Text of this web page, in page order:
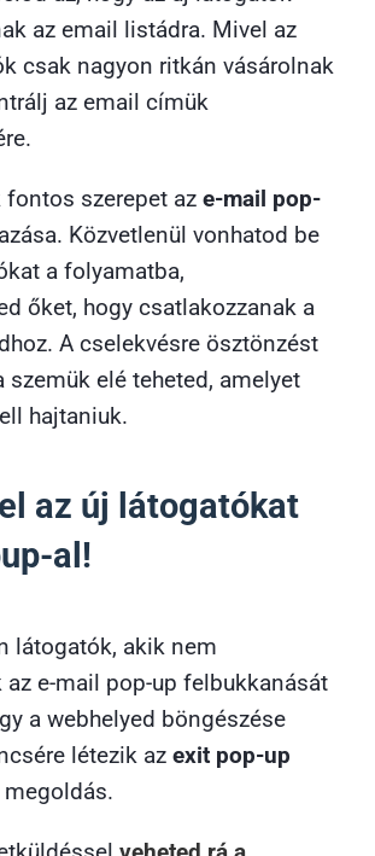
az email listádra. Mivel az
csak nagyon ritkán vásárolnak
az email címük
fontos szerepet az e-mail pop-
Közvetlenül vonhatod be
a folyamatba,
őket, hogy csatlakozzanak a
A cselekvésre ösztönzést
szemük elé teheted, amelyet
hajtaniuk.
az új látogatókat
al!
látogatók, akik nem
az e-mail pop-up felbukkanását
a webhelyed böngészése
létezik az exit pop-up